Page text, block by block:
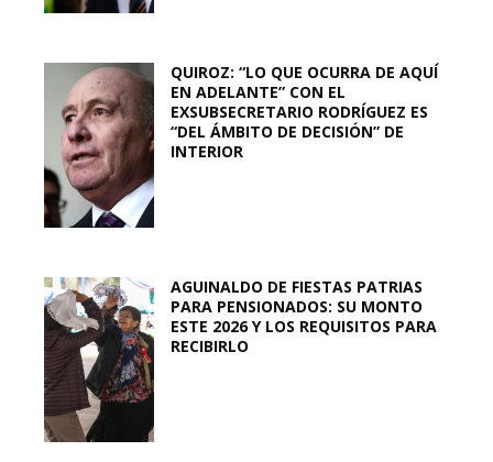
QUIROZ: “LO QUE OCURRA DE AQUÍ
EN ADELANTE” CON EL
EXSUBSECRETARIO RODRÍGUEZ ES
“DEL ÁMBITO DE DECISIÓN” DE
INTERIOR
AGUINALDO DE FIESTAS PATRIAS
PARA PENSIONADOS: SU MONTO
ESTE 2026 Y LOS REQUISITOS PARA
RECIBIRLO